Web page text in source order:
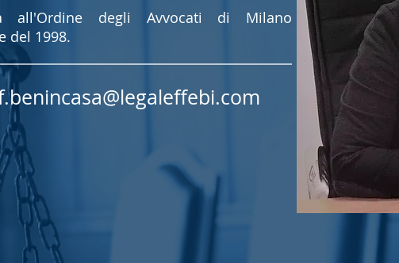
all'Ordine degli Avvocati di Milano
del 1998.